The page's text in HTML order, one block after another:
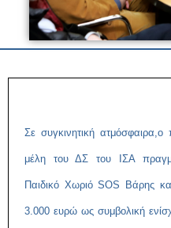
Σε συγκινητική
μέλη του ΔΣ του ΙΣΑ
Παιδικό ΧωριόSOS Βάρης
3.000 ευρώ ως συμβολική